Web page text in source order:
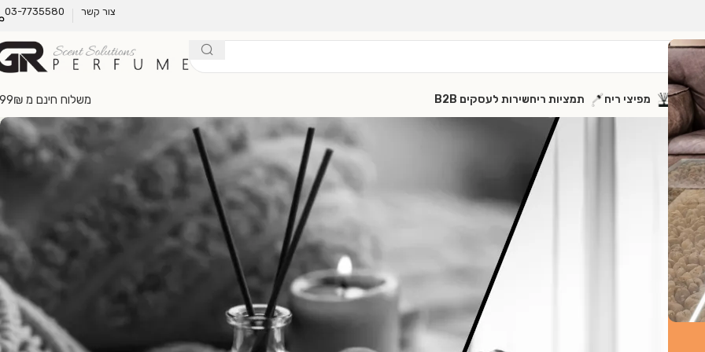
צור קשר 03-7735580
מפיצי ריח תמציות ריחשירות לעסקים B2B משלוח חינם מ 299₪